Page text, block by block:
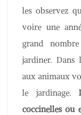
les observez
voire une
grand
jardiner. Dans
aux animaux
le jardinage.
coccinelles ou